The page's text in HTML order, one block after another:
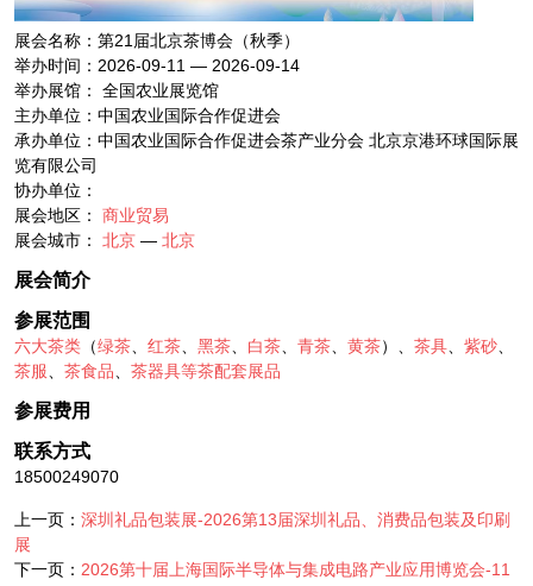
展会名称：第21届北京茶博会（秋季）
举办时间：2026-09-11 — 2026-09-14
举办展馆： 全国农业展览馆
主办单位：中国农业国际合作促进会
承办单位：中国农业国际合作促进会茶产业分会 北京京港环球国际展
览有限公司
协办单位：
展会地区： 商业贸易
展会城市： 北京 — 北京
展会简介
参展范围
六大茶类 （绿茶 红茶 黑茶 白茶 青茶 黄茶）、 茶具 紫砂
茶服
茶食品 茶器具等茶配套展品
参展费用
联系方式
18500249070
上一页： 深圳礼品包装展-2026第13届深圳礼品、消费品包装及印刷
展
下一页： 2026第十届上海国际半导体与集成电路产业应用博览会-11